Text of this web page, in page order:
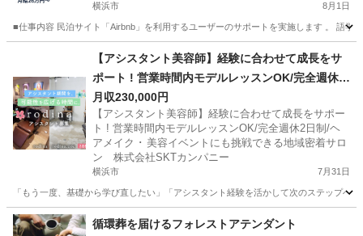
横浜市 8月1日
■仕事内容 民泊サイト「Airbnb」を利用するユーザーのサポートを実施します 。 語
サービス業 業務
【アシスタント美容師】経験に合わせて成長をサ
ポート ! 営業時間内モデルレッスンOK/完全週休2
日制/ヘアメイク ･ 美容イベントにも挑戦できる地
域密着サロン 株式会社SKTカンパニー
月収230,000円
【アシスタント美容師】経験に合わせて成長をサポー
ト ! 営業時間内モデルレッスンOK/完全週休2日制/ヘ
アメイク ･ 美容イベントにも挑戦できる地域密着サロ
ン 株式会社SKTカンパニー
横浜市 7月31日
「もう一度、基礎から学び直したい」「アシスタント経験を活かして次のステップ
神奈川 横浜市 美容師 新卒
循環葬を届けるフォレストアテンダント